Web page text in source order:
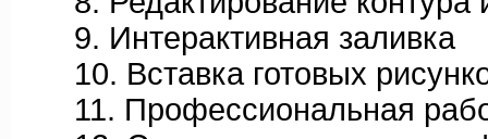
9. Интерактивная заливка
10. Вставка готовых
11. Профессиональная